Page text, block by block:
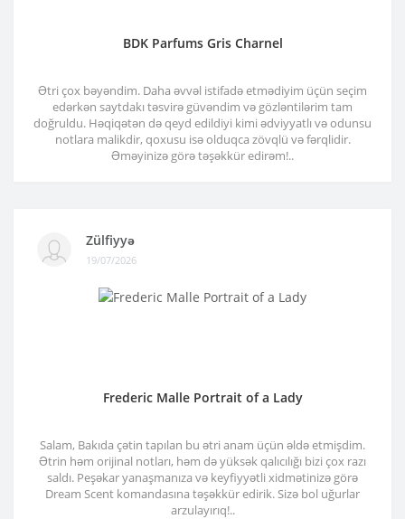
BDK Parfums Gris Charnel
Ətri çox bəyəndim. Daha əvvəl istifadə etmədiyim üçün seçim
edərkən saytdakı təsvirə güvəndim və gözləntilərim tam
doğruldu. Həqiqətən də qeyd edildiyi kimi ədviyyatlı və odunsu
notlara malikdir, qoxusu isə olduqca zövqlü və fərqlidir.
Əməyinizə görə təşəkkür edirəm!..
Zülfiyyə
19/07/2026
Frederic Malle Portrait of a Lady
Salam, Bakıda çətin tapılan bu ətri anam üçün əldə etmişdim.
Ətrin həm orijinal notları, həm də yüksək qalıcılığı bizi çox razı
saldı. Peşəkar yanaşmanıza və keyfiyyətli xidmətinizə görə
Dream Scent komandasına təşəkkür edirik. Sizə bol uğurlar
arzulayırıq!..